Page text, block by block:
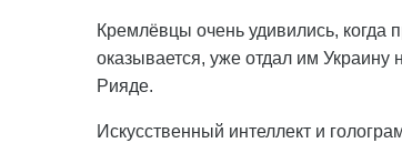
Кремлёвцы очень удивились,
оказывается, уже отдал им
Рияде.
Искусственный интеллект и